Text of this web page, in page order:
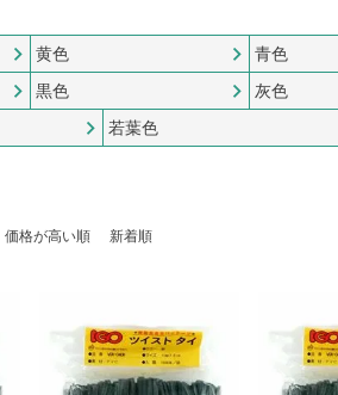
黄色 青色
黒色 灰色
若葉色
価格が高い順 新着順